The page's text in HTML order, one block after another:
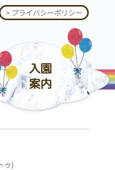
> プライバシーポリシー
ゥ)